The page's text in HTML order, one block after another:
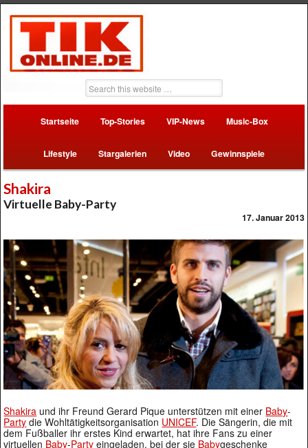
Startseite Top-Stories VIP-News Music-Box
Lifestyle Stargalerien Video Gewinnspiele
Shakira
Virtuelle Baby-Party
17. Januar 2013
Shakira und ihr Freund Gerard Pique unterstützen mit einer Baby-
Party die Wohltätigkeitsorganisation UNICEF. Die Sängerin, die mit
dem Fußballer ihr erstes Kind erwartet, hat ihre Fans zu einer
virtuellen Baby-Party eingeladen, bei der sie Babygeschenke